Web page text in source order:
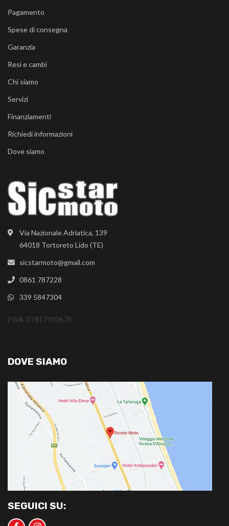
Via Nazionale Adriatica, 139
64018 Tortoreto Lido (TE)
sicstarmoto@gmail.com
0861 787228
339 5847304
P.IVA: 01817100678
Pagamento
Spese di consegna
Garanzia
Resi e cambi
Chi siamo
Servizi
Finanziamenti
Richiedi informazioni
Dove siamo
DOVE SIAMO
SEGUICI SU: